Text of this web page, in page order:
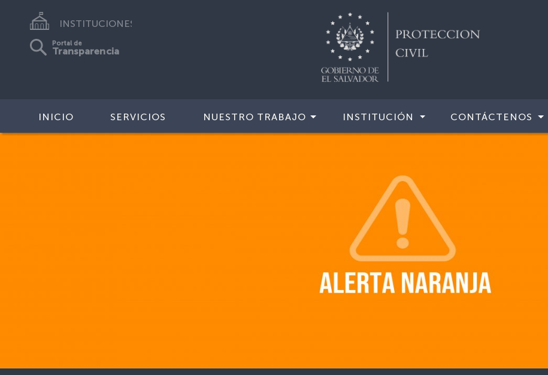
INSTITUCIONES
Portal de
Transparencia
INICIO SERVICIOS NUESTRO TRABAJO INSTITUCIÓN CONTÁCTENOS